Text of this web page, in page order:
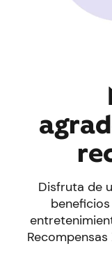
Disfruta de